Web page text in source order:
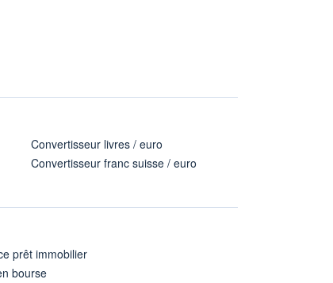
Convertisseur livres / euro
Convertisseur franc suisse / euro
prêt immobilier
bourse